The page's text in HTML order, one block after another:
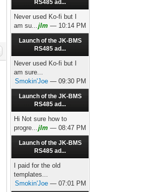
RS485 ad...
Never used Ko-fi but I
am su... jlm — 10:14 PM
Launch of the JK-BMS
RS485 ad...
Never used Ko-fi but I
am sure...
Smokin'Joe — 09:30 PM
Launch of the JK-BMS
RS485 ad...
Hi Not sure how to
progre... jlm — 08:47 PM
Launch of the JK-BMS
RS485 ad...
I paid for the old
templates...
Smokin'Joe — 07:01 PM